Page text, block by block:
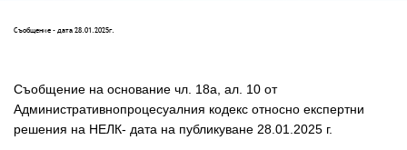
Съобщениe - дата 28.01.2025г.
Съобщение на основание чл. 18а, ал. 10 от
Административнопроцесуалния кодекс относно експертни
решения на НЕЛК- дата на публикуване 28.01.2025 г.